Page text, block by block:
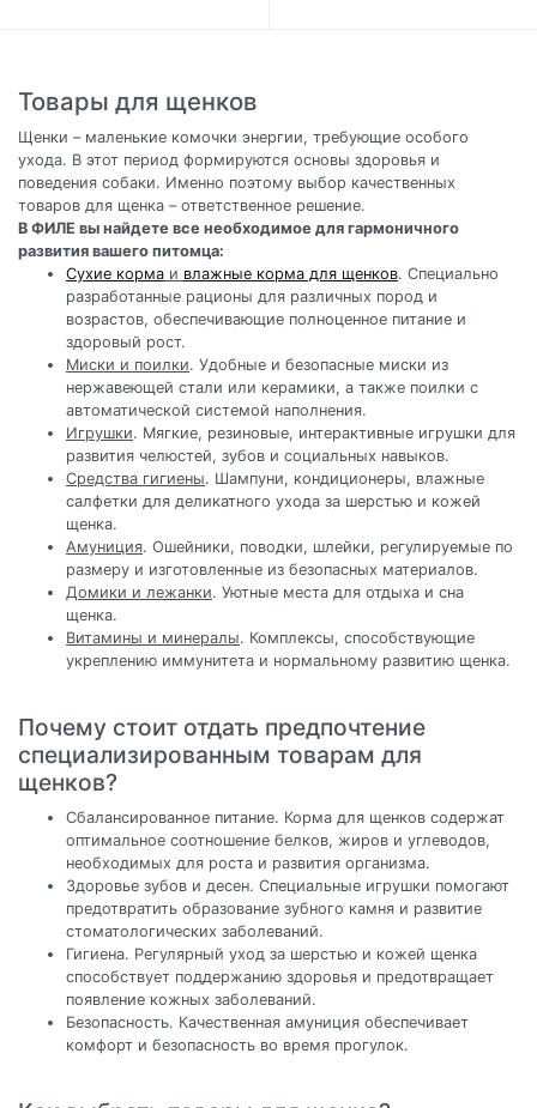
Товары для щенков
Щенки – маленькие комочки энергии, требующие особого
ухода. В этот период формируются основы здоровья и
поведения собаки. Именно поэтому выбор качественных
товаров для щенка – ответственное решение.
В ФИЛЕ вы найдете все необходимое для гармоничного
развития вашего питомца:
Сухие корма и влажные корма для щенков. Специально
разработанные рационы для различных пород и
возрастов, обеспечивающие полноценное питание и
здоровый рост.
Миски и поилки. Удобные и безопасные миски из
нержавеющей стали или керамики, а также поилки с
автоматической системой наполнения.
Игрушки. Мягкие, резиновые, интерактивные игрушки для
развития челюстей, зубов и социальных навыков.
Средства гигиены. Шампуни, кондиционеры, влажные
салфетки для деликатного ухода за шерстью и кожей
щенка.
Амуниция. Ошейники, поводки, шлейки, регулируемые по
размеру и изготовленные из безопасных материалов.
Домики и лежанки. Уютные места для отдыха и сна
щенка.
Витамины и минералы. Комплексы, способствующие
укреплению иммунитета и нормальному развитию щенка.
Почему стоит отдать предпочтение
специализированным товарам для
щенков?
Сбалансированное питание. Корма для щенков содержат
оптимальное соотношение белков, жиров и углеводов,
необходимых для роста и развития организма.
Здоровье зубов и десен. Специальные игрушки помогают
предотвратить образование зубного камня и развитие
стоматологических заболеваний.
Гигиена. Регулярный уход за шерстью и кожей щенка
способствует поддержанию здоровья и предотвращает
появление кожных заболеваний.
Безопасность. Качественная амуниция обеспечивает
комфорт и безопасность во время прогулок.